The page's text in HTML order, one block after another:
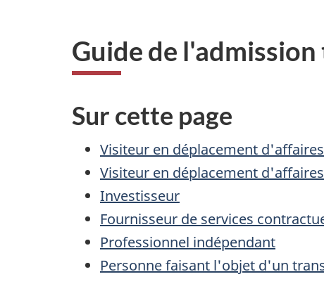
Guide de
Sur cette page
Visiteur en déplacement
Visiteur en déplacement
Investisseur
Fournisseur de services
Professionnel indépendant
Personne faisant l'objet d'un